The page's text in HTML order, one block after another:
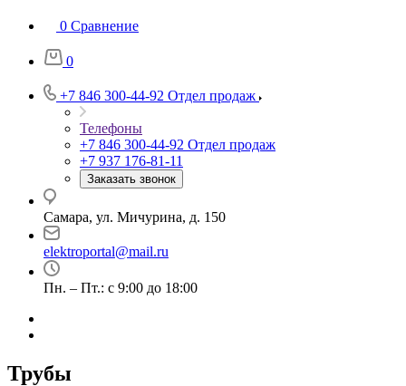
0 Сравнение
0
+7 846 300-44-92 Отдел продаж
Телефоны
+7 846 300-44-92 Отдел продаж
+7 937 176-81-11
Заказать звонок
Самара, ул. Мичурина, д. 150
elektroportal@mail.ru
Пн. – Пт.: с 9:00 до 18:00
Трубы